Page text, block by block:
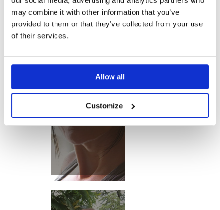
may combine it with other information that you’ve
provided to them or that they’ve collected from your use
of their services.
Allow all
Customize
ESSENZA IN
CUCINA